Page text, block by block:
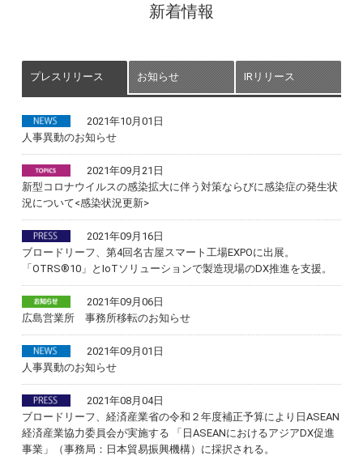
新着情報
プレスリリース お知らせ IRリリース
2021年10月01日
人事異動のお知らせ
2021年09月21日
新型コロナウイルスの感染拡大に伴う対策ならびに感染症の発生状
況について<感染状況更新>
2021年09月16日
ブロードリーフ、第4回名古屋スマート工場EXPOに出展。
「OTRS®10」とIoTソリューションで製造現場のDX推進を支援。
2021年09月06日
広島営業所 事務所移転のお知らせ
2021年09月01日
人事異動のお知らせ
2021年08月04日
ブロードリーフ、経済産業省の令和２年度補正予算により日ASEAN
経済産業協力委員会が実施する 「日ASEANにおけるアジアDX促進
事業」（事務局：日本貿易振興機構）に採択される。